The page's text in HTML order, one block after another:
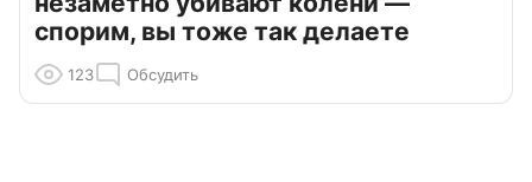
спорим, вы тоже так делаете
123 Обсудить